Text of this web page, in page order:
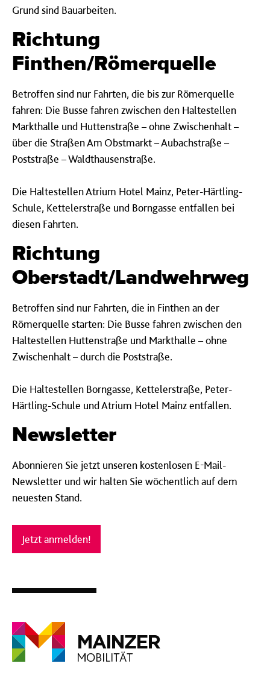
Grund sind Bauarbeiten.
Richtung
Finthen/Römerquelle
Betroffen sind nur Fahrten, die bis zur Römerquelle
fahren: Die Busse fahren zwischen den Haltestellen
Markthalle und Huttenstraße – ohne Zwischenhalt –
über die Straßen Am Obstmarkt – Aubachstraße –
Poststraße – Waldthausenstraße.
Die Haltestellen Atrium Hotel Mainz, Peter-Härtling-
Schule, Kettelerstraße und Borngasse entfallen bei
diesen Fahrten.
Richtung
Oberstadt/Landwehrweg
Betroffen sind nur Fahrten, die in Finthen an der
Römerquelle starten: Die Busse fahren zwischen den
Haltestellen Huttenstraße und Markthalle – ohne
Zwischenhalt – durch die Poststraße.
Die Haltestellen Borngasse, Kettelerstraße, Peter-
Härtling-Schule und Atrium Hotel Mainz entfallen.
Newsletter
Abonnieren Sie jetzt unseren kostenlosen E-Mail-
Newsletter und wir halten Sie wöchentlich auf dem
neuesten Stand.
Jetzt anmelden!